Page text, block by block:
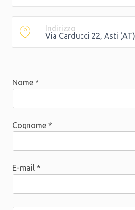
Indirizzo
Via Carducci 22, Asti (AT)
Nome *
Cognome *
E-mail *